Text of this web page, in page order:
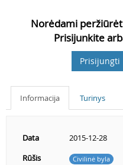
Norėdami
Prisijunkite
Prisijungti
Informacija Turinys
Data
2015-12-28
Rūšis
Civilinė byla